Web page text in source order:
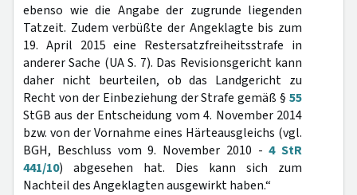
ebenso wie die Angabe der zugrunde liegenden
Tatzeit. Zudem verbüßte der Angeklagte bis zum
19. April 2015 eine Restersatzfreiheitsstrafe in
anderer Sache (UA S. 7). Das Revisionsgericht kann
daher nicht beurteilen, ob das Landgericht zu
Recht von der Einbeziehung der Strafe gemäß § 55
StGB aus der Entscheidung vom 4. November 2014
bzw. von der Vornahme eines Härteausgleichs (vgl.
BGH, Beschluss vom 9. November 2010 -4 StR
441/10) abgesehen hat. Dies kann sich zum
Nachteil des Angeklagten ausgewirkt haben.“